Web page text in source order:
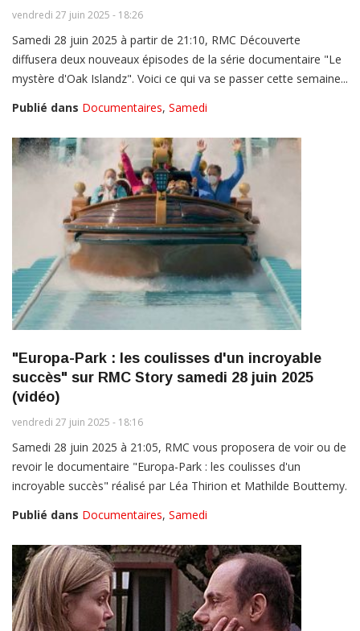
vendredi 27 juin 2025 - 18:26
Samedi 28 juin 2025 à partir de 21:10, RMC Découverte
diffusera deux nouveaux épisodes de la série documentaire "Le
mystère d'Oak Islandz". Voici ce qui va se passer cette semaine...
Publié dans Documentaires, Samedi
"Europa-Park : les coulisses d'un incroyable
succès" sur RMC Story samedi 28 juin 2025
(vidéo)
vendredi 27 juin 2025 - 18:16
Samedi 28 juin 2025 à 21:05, RMC vous proposera de voir ou de
revoir le documentaire "Europa-Park : les coulisses d'un
incroyable succès" réalisé par Léa Thirion et Mathilde Bouttemy.
Publié dans Documentaires, Samedi